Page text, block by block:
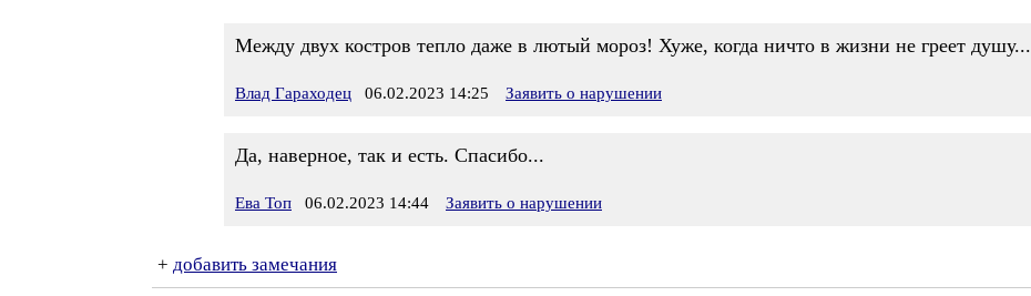
Между двух костров тепло даже в лютый мороз! Хуже, когда ничто в жизни не греет душу...
Влад Гараходец 06.02.2023 14:25 Заявить о нарушении
Да, наверное, так и есть. Спасибо...
Ева Топ 06.02.2023 14:44 Заявить о нарушении
+ добавить замечания